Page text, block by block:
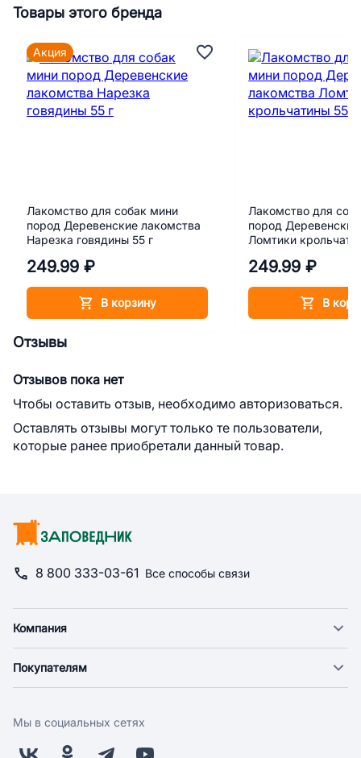
Товары этого бренда
Лакомство для собак мини
пород Деревенские лакомства
Нарезка говядины 55 г
249.99 ₽
В корзину
Акция
Лакомство для
пород
Ломтики
249.99 ₽
В
Отзывы
Отзывов пока нет
Чтобы оставить отзыв, необходимо авторизоваться.
Оставлять отзывы могут только те пользователи,
которые ранее приобретали данный товар.
8 800 333-03-61 Все способы связи
Компания
Новости
Поставщикам
Покупателям
Оплата
Мы в социальных сетях